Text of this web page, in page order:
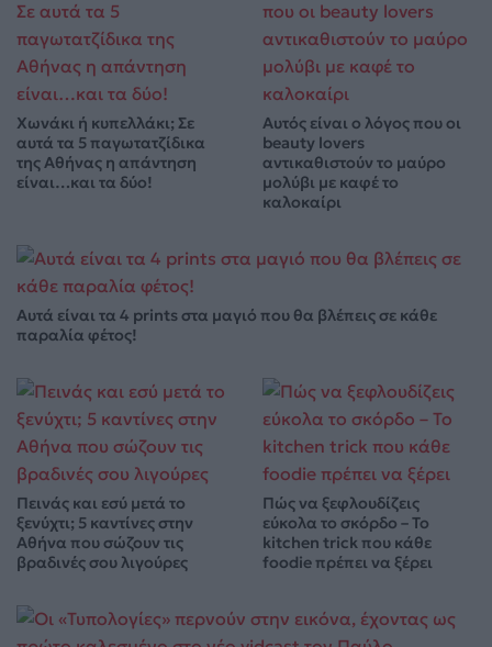
Χωνάκι ή κυπελλάκι; Σε
αυτά τα 5 παγωτατζίδικα
της Αθήνας η απάντηση
είναι…και τα δύο!
Αυτός είναι ο λόγος που οι
beauty lovers
αντικαθιστούν το μαύρο
μολύβι με καφέ το
καλοκαίρι
Αυτά είναι τα 4 prints στα μαγιό που θα βλέπεις σε κάθε
παραλία φέτος!
Πεινάς και εσύ μετά το
ξενύχτι; 5 καντίνες στην
Αθήνα που σώζουν τις
βραδινές σου λιγούρες
Πώς να ξεφλουδίζεις
εύκολα το σκόρδο – Το
kitchen trick που κάθε
foodie πρέπει να ξέρει